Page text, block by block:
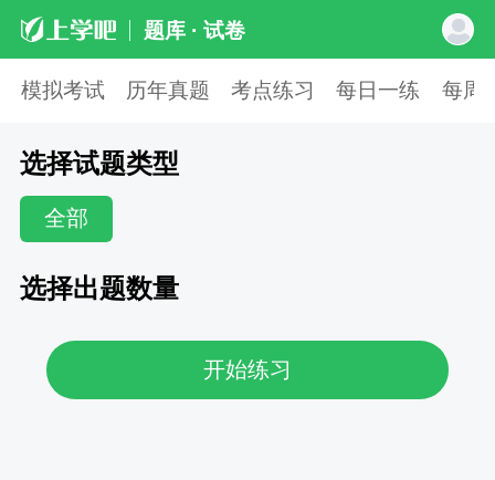
题库 · 试卷
模拟考试 历年真题 考点练习 每日一练 每周
选择试题类型
全部
选择出题数量
开始练习